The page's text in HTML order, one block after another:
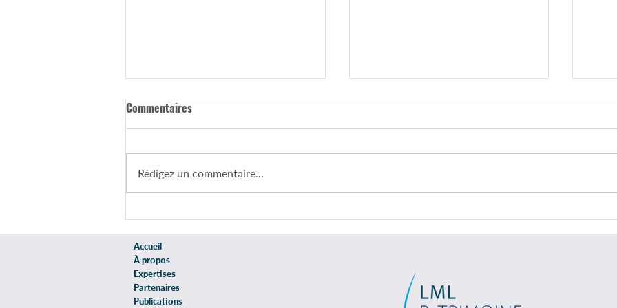
Régime matrimonial : un choix
Investir en fonds euros en 2026
Commentaires
Rédigez un commentaire...
Accueil
À propos
Expertises
Partenaires
Publications